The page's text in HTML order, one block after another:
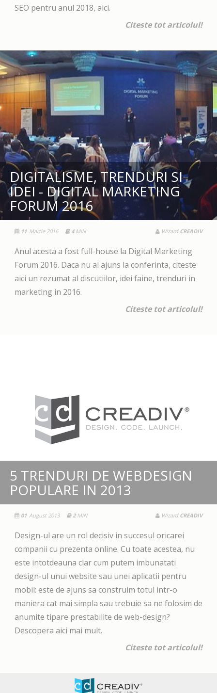
SEO pentru anul 2018, aici.
Citeste tot articolul!
DIGITALISME, TRENDURI SI
IDEI - DIGITAL MARKETING
FORUM 2016
11 Martie 2016 4MIN Wizard CREADIV
Anul acesta a fost full-house la Digital Marketing
Forum 2016. Daca nu ai ajuns la conferinta, citeste
aici un rezumat al discutiilor, idei faine, trenduri in
marketing in 2016.
Citeste tot articolul!
5 TRENDURI DE WEBDESIGN
POPULARE IN 2013
01 August 2013 2MIN Wizard CREADIV
Design-ul are un rol decisiv in succesul oricarei
companii cu prezenta online. Cu toate acestea, nu
este intotdeauna clar cum putem imbunatati
design-ul unui website sau unei aplicatii pentru
mobil: este de ajuns sa construim totul intr-o
maniera cat mai simpla sau trebuie sa ne folosim de
anumite tipare prestabilite de web-design?
Descopera aici mai mult.
Citeste tot articolul!